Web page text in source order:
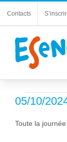
Contacts
for
05/10/
une
Toute la journée